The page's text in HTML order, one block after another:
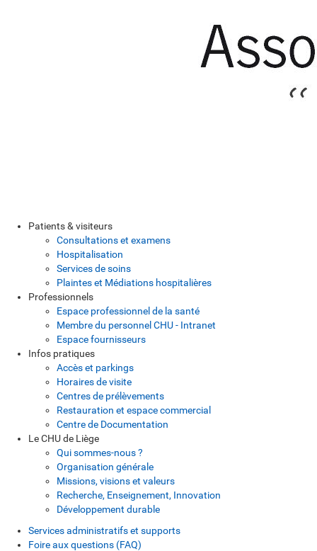
Patients & visiteurs
Consultations et examens
Hospitalisation
Services de soins
Plaintes et Médiations hospitalières
Professionnels
Espace professionnel de la santé
Membre du personnel CHU - Intranet
Espace fournisseurs
Infos pratiques
Accès et parkings
Horaires de visite
Centres de prélèvements
Restauration et espace commercial
Centre de Documentation
Le CHU de Liège
Qui sommes-nous ?
Organisation générale
Missions, visions et valeurs
Recherche, Enseignement, Innovation
Développement durable
Services administratifs et supports
Foire aux questions (FAQ)